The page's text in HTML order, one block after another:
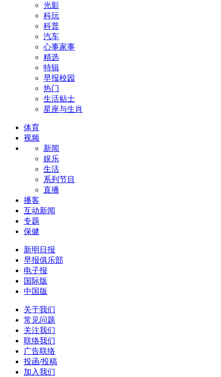
光影
科玩
科普
汽车
心事家事
精选
特辑
早报校园
热门
生活贴士
星座与生肖
体育
视频
新闻
娱乐
生活
系列节目
直播
播客
互动新闻
专题
保健
新明日报
早报俱乐部
电子报
国际版
中国版
关于我们
常见问题
关注我们
联络我们
广告联络
投函/投稿
加入我们